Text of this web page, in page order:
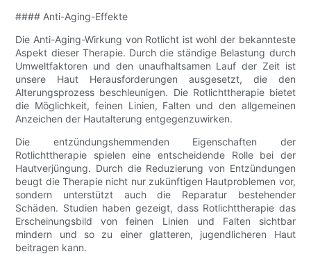
#### Anti-Aging-Effekte
Die Anti-Aging-Wirkung von Rotlicht ist wohl der bekannteste
Aspekt dieser Therapie. Durch die ständige Belastung durch
Umweltfaktoren und den unaufhaltsamen Lauf der Zeit ist
unsere Haut Herausforderungen ausgesetzt, die den
Alterungsprozess beschleunigen. Die Rotlichttherapie bietet
die Möglichkeit, feinen Linien, Falten und den allgemeinen
Anzeichen der Hautalterung entgegenzuwirken.
Die entzündungshemmenden Eigenschaften der
Rotlichttherapie spielen eine entscheidende Rolle bei der
Hautverjüngung. Durch die Reduzierung von Entzündungen
beugt die Therapie nicht nur zukünftigen Hautproblemen vor,
sondern unterstützt auch die Reparatur bestehender
Schäden. Studien haben gezeigt, dass Rotlichttherapie das
Erscheinungsbild von feinen Linien und Falten sichtbar
mindern und so zu einer glatteren, jugendlicheren Haut
beitragen kann.